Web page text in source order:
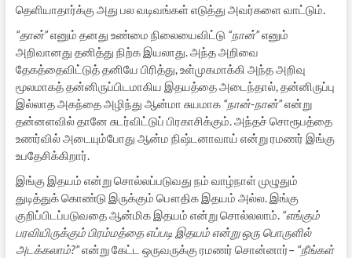
தெளியாதார்க்கு அது பல வடிவங்கள் எடுத்து அவர்களை வாட்டும்.
“தான்”எனும் தனது உண்மை நிலையைவிட்டு “நான்”எனும்
அறிவானது தனித்து நிற்க இயலாது. அந்த அறிவை
தேகத்தைவிட்டுத் தனியே பிரித்து, உள்முகமாக்கி அந்த அறிவு
மூலமாகத் தன்னிருப்பிடமாகிய இதயத்தை அடைந்தால், தன்னிருப்பு
இல்லாத அகந்தை அழிந்து ஆன்மா சுயமாக “நான்-நான்”என்று
தன்னளவில் தானே சுடர்விட்டுப் பிரகாசிக்கும். அந்தச் சொரூபத்தை
உணர்வில் அடையும்போது ஆன்ம நிஷ்டனாவாய் என்று ரமணர் இங்கு
உபதேசிக்கிறார்.
இங்கு இதயம் என்று சொல்லப்படுவது நம் வாழ்நாள் முழுதும்
துடித்துக் கொண்டு இருக்கும் பௌதிக இதயம் அல்ல. இங்கு
குறிப்பிடப்படுவதை ஆன்மிக இதயம் என்று சொல்லலாம். “எங்கும்
பரவியிருக்கும் பிரம்மத்தை எப்படி இதயம் என்று ஒரு பொருளில்
அடக்கலாம்?”என்று கேட்ட ஒருவருக்கு ரமணர் சொன்னார்– “நீங்கள்